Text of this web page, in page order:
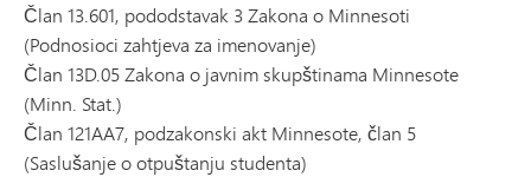
Član 13.601, pododstavak 3 Zakona o Minnesoti
(Podnosioci zahtjeva za imenovanje)
Član 13D.05 Zakona o javnim skupštinama Minnesote
(Minn. Stat.)
Član 121AA7, podzakonski akt Minnesote, član 5
(Saslušanje o otpuštanju studenta)